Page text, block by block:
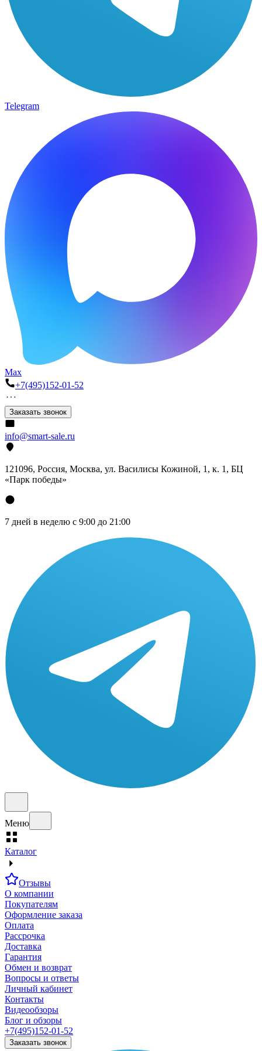
Telegram
Max
+7(495)152-01-52
Заказать звонок
info@smart-sale.ru
121096, Россия, Москва, ул. Василисы Кожиной, 1, к. 1, БЦ
«Парк победы»
7 дней в неделю с 9:00 до 21:00
Меню
Каталог
Отзывы
О компании
Покупателям
Оформление заказа
Оплата
Рассрочка
Доставка
Гарантия
Обмен и возврат
Вопросы и ответы
Личный кабинет
Контакты
Видеообзоры
Блог и обзоры
+7(495)152-01-52
Заказать звонок